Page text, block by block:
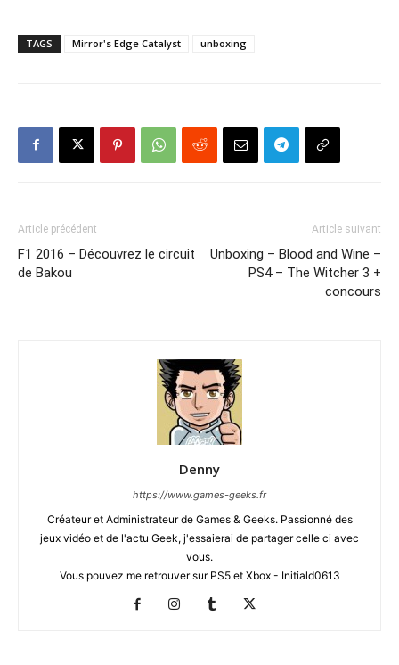
TAGS Mirror's Edge Catalyst unboxing
Article précédent
F1 2016 – Découvrez le circuit
de Bakou
Article suivant
Unboxing – Blood and Wine –
PS4 – The Witcher 3 +
concours
Denny
https://www.games-geeks.fr
Créateur et Administrateur de Games & Geeks. Passionné des
jeux vidéo et de l'actu Geek, j'essaierai de partager celle ci avec
vous.
Vous pouvez me retrouver sur PS5 et Xbox - Initiald0613